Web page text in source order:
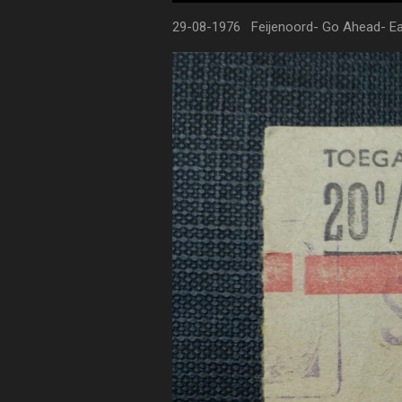
29-08-1976 Feijenoord- Go Ahead-